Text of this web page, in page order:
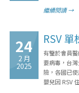
繼續閱讀 →
24
2 月
2025
RSV
有鑒於會員
要病毒，台
險，各國已
嬰兒因 RSV